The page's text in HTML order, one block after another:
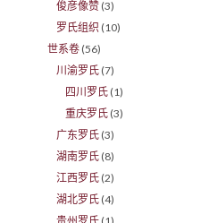
俊彦像赞 (3)
罗氏组织 (10)
世系卷 (56)
川渝罗氏 (7)
四川罗氏 (1)
重庆罗氏 (3)
广东罗氏 (3)
湖南罗氏 (8)
江西罗氏 (2)
湖北罗氏 (4)